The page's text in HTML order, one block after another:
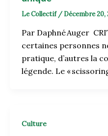
Le Collectif /Décembre 20,
Par Daphné Auger
certaines personnes
pratique, d’autres la
légende. Le «
Culture